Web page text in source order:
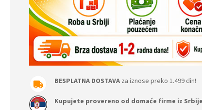
BESPLATNA DOSTAVA za iznose preko 1.499 din!
Kupujete provereno od domaće firme iz Srbije